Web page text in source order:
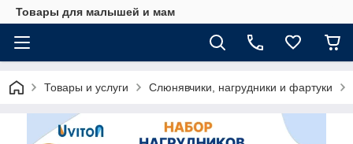
Товары для малышей и мам
Товары и услуги Слюнявчики, нагрудники и фартуки